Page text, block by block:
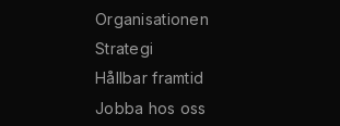
Organisationen
Strategi
Hållbar framtid
Jobba hos oss